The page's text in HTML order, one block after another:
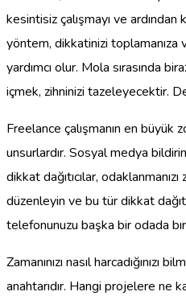
kesintisiz çalışmayı ve
yöntem, dikkatinizi toplamanıza
yardımcı olur. Mola sırasında
içmek, zihninizi tazeleyecektir.
Freelance çalışmanın en büyük
unsurlardır. Sosyal medya
dikkat dağıtıcılar, odaklanmanızı
düzenleyin ve bu tür dikkat
telefonunuzu başka bir odada
Zamanınızı nasıl harcadığınızı
anahtarıdır. Hangi projelere ne